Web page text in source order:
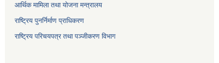
आर्थिक मामिला तथा योजना मन्त्रालय
राष्ट्रिय पुनर्निर्माण प्राधिकरण
राष्ट्रिय परिचयपत्र तथा पञ्जीकरण विभाग